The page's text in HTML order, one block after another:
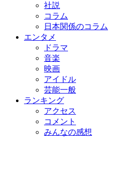
社説
コラム
日本関係のコラム
エンタメ
ドラマ
音楽
映画
アイドル
芸能一般
ランキング
アクセス
コメント
みんなの感想